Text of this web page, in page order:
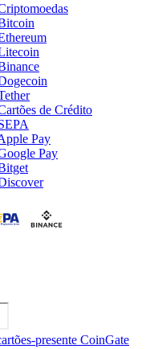
de Crédito
Pay
Pay
presente CoinGate